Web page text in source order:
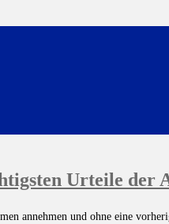
Urteile der
annehmen und ohne eine